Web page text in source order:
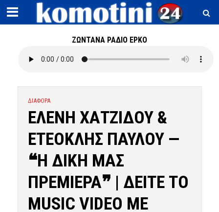
ΖΩΝΤΑΝΑ ΡΑΔΙΟ ΕΡΚΟ
ΔΙΑΦΟΡΑ
ΕΛΕΝΗ ΧΑΤΖΙΔΟΥ &
ΕΤΕΟΚΛΗΣ ΠΑΥΛΟΥ —
❝Η ΔΙΚΗ ΜΑΣ
ΠΡΕΜΙΕΡΑ❞ | ΔΕΙΤΕ ΤΟ
MUSIC VIDEO ΜΕ